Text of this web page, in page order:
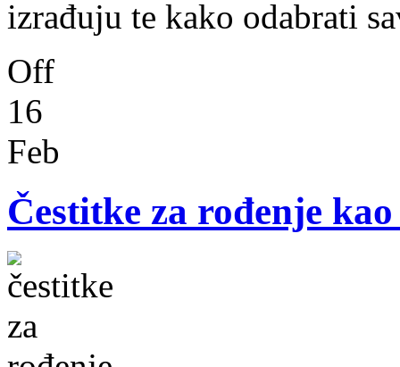
izrađuju te kako odabrati
Off
16
Feb
Čestitke za rođenje